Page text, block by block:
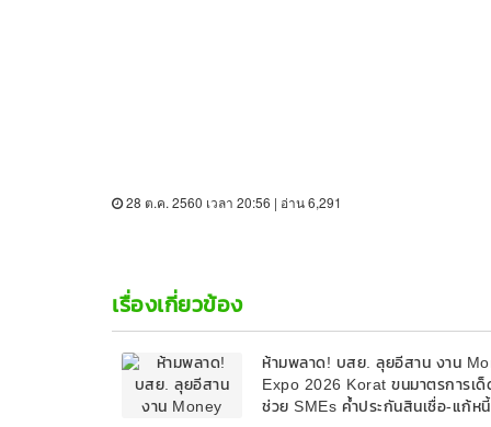
28 ต.ค. 2560 เวลา 20:56 | อ่าน 6,291
เรื่องเกี่ยวข้อง
ห้ามพลาด! บสย. ลุยอีสาน งาน
Expo 2026 Korat ขนมาตรการเ
ช่วย SMEs ค้ำประกันสินเชื่อ-แก้ห